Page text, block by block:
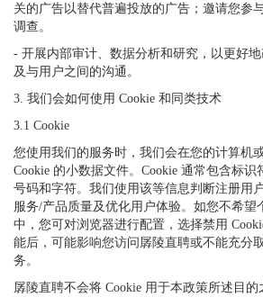
关的广告以替代普遍投放的广告；邀请您参
调查。
- 开展内部审计、数据分析和研究，以更好
及与用户之间的沟通。
3. 我们会如何使用 Cookie 和同类技术
3.1 Cookie
您使用我们的服务时，我们会在您的计算机
Cookie 的小数据文件。Cookie 通常包含标
号码和字符。我们使用该等信息判断注册用
服务/产品质量及优化用户体验。如您不希望
中，您可对浏览器进行配置，选择禁用
能后，可能影响您访问孱陵直聘或不能充分
务。
孱陵直聘不会将 Cookie 用于本政策所述目